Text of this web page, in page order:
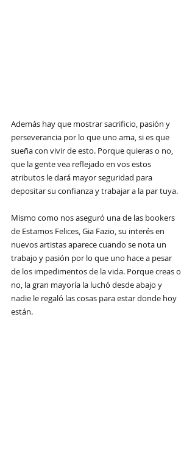
Además hay que mostrar sacrificio, pasión y
perseverancia por lo que uno ama, si es que
sueña con vivir de esto. Porque quieras o no,
que la gente vea reflejado en vos estos
atributos le dará mayor seguridad para
depositar su confianza y trabajar a la par tuya.
Mismo como nos aseguró una de las bookers
de Estamos Felices, Gia Fazio, su interés en
nuevos artistas aparece cuando se nota un
trabajo y pasión por lo que uno hace a pesar
de los impedimentos de la vida. Porque creas o
no, la gran mayoría la luchó desde abajo y
nadie le regaló las cosas para estar donde hoy
están.